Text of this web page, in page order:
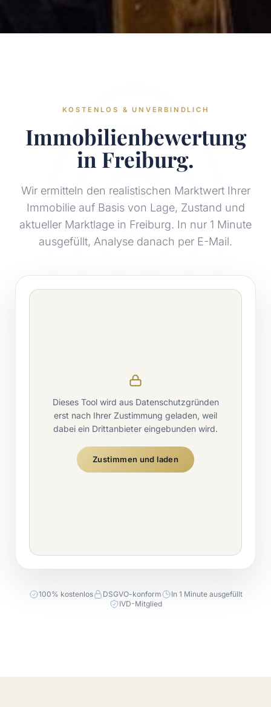
KOSTENLOS & UNVERBINDLICH
Immobilienbewertung
in Freiburg.
Wir ermitteln den realistischen Marktwert Ihrer
Immobilie auf Basis von Lage, Zustand und
aktueller Marktlage in Freiburg. In nur 1 Minute
ausgefüllt, Analyse danach per E-Mail.
Dieses Tool wird aus Datenschutzgründen
erst nach Ihrer Zustimmung geladen, weil
dabei ein Drittanbieter eingebunden wird.
Zustimmen und laden
100% kostenlos DSGVO-konform
In 1 Minute ausgefüllt
IVD-Mitglied